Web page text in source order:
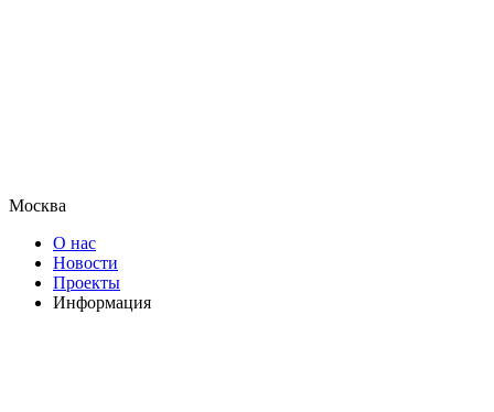
Москва
О нас
Новости
Проекты
Информация